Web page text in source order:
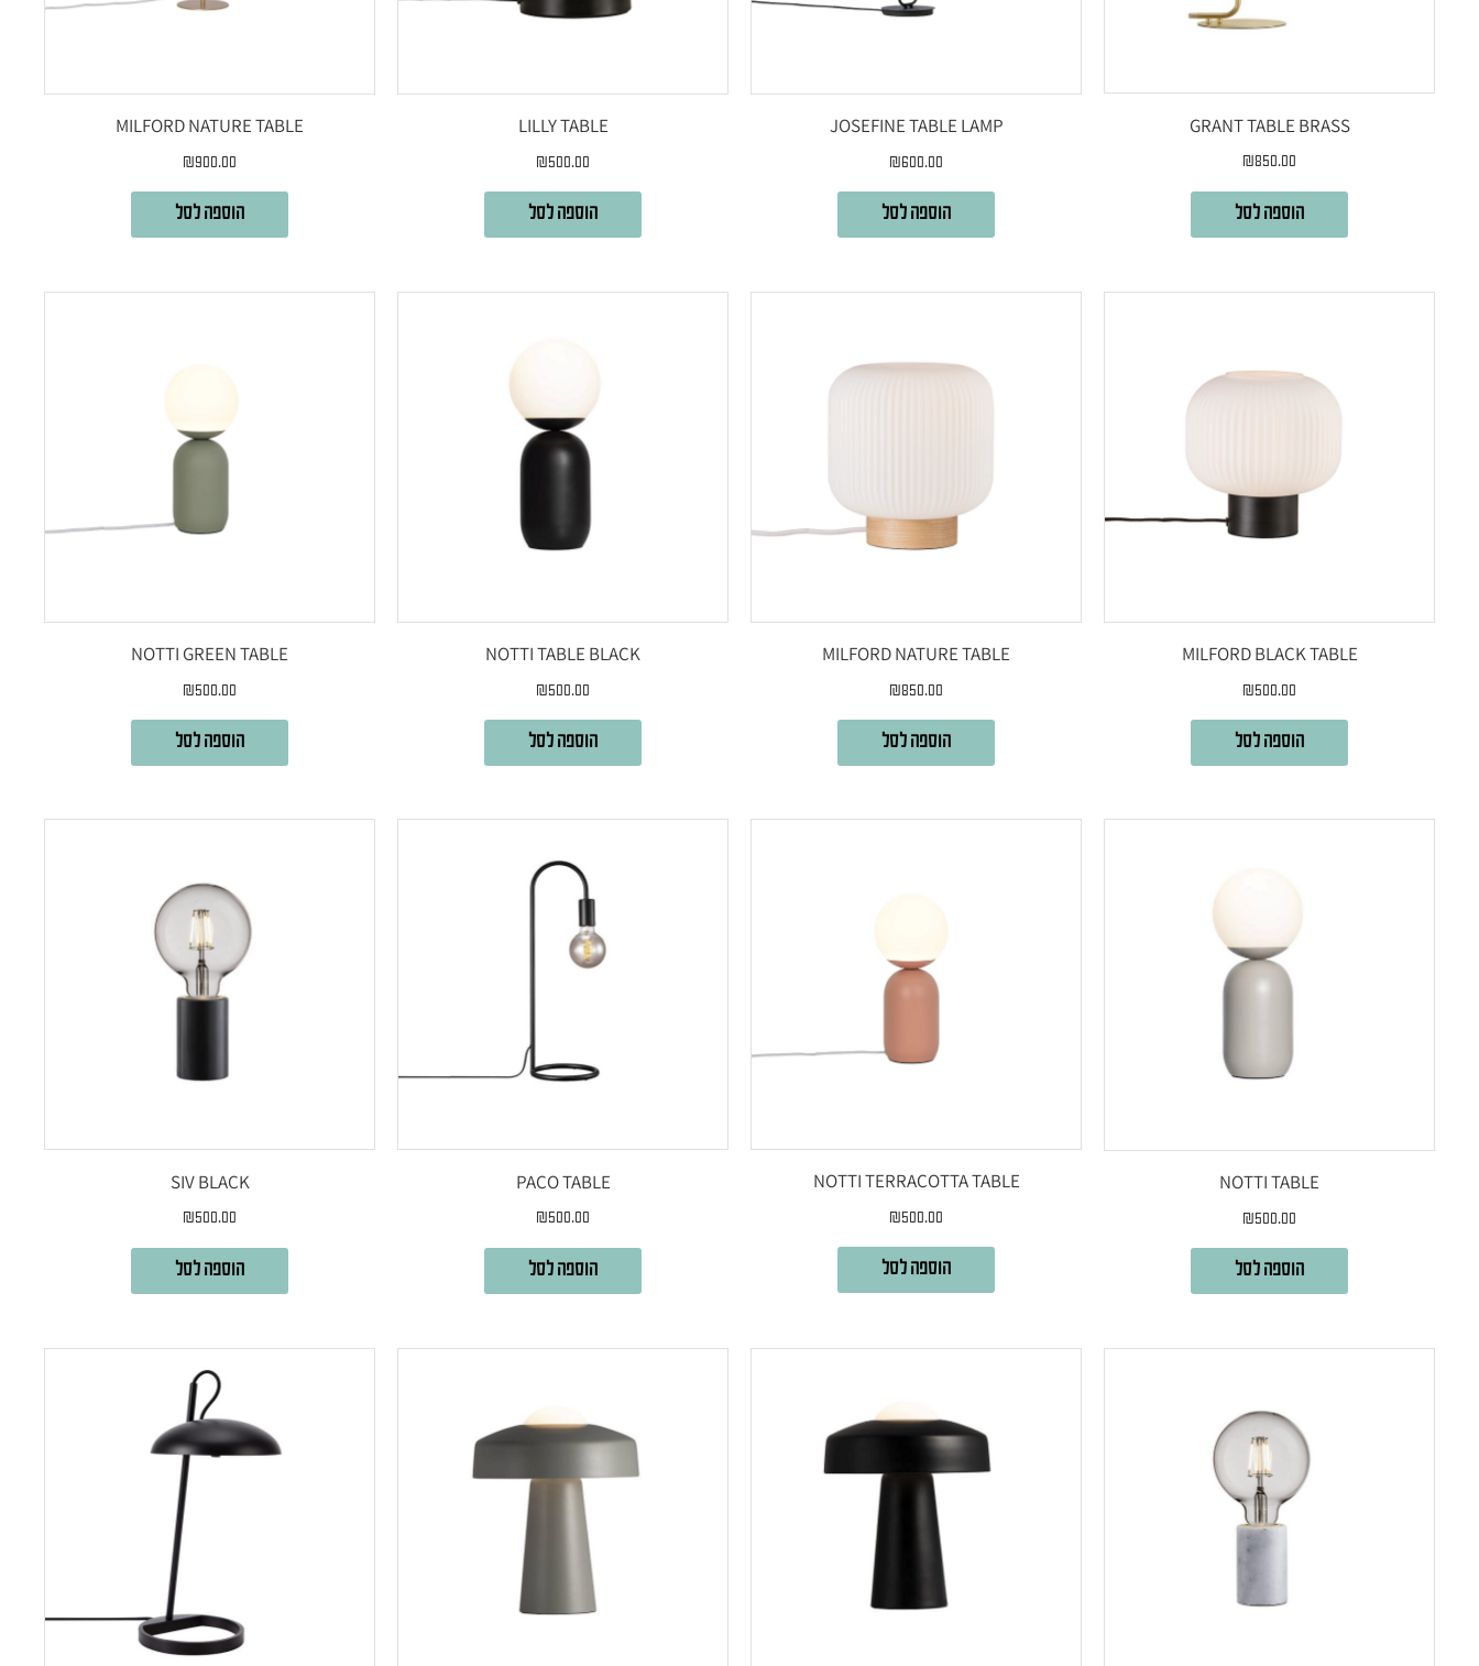
GRANT TABLE BRASS
₪850.00
הוספה לסל
JOSEFINE TABLE LAMP
₪600.00
הוספה לסל
LILLY TABLE
₪500.00
הוספה לסל
MILFORD NATURE TABLE
₪900.00
הוספה לסל
MILFORD BLACK TABLE
₪500.00
הוספה לסל
MILFORD NATURE TABLE
₪850.00
הוספה לסל
NOTTI TABLE BLACK
₪500.00
הוספה לסל
NOTTI GREEN TABLE
₪500.00
הוספה לסל
NOTTI TABLE
₪500.00
הוספה לסל
NOTTI TERRACOTTA TABLE
₪500.00
הוספה לסל
PACO TABLE
₪500.00
הוספה לסל
SIV BLACK
₪500.00
הוספה לסל